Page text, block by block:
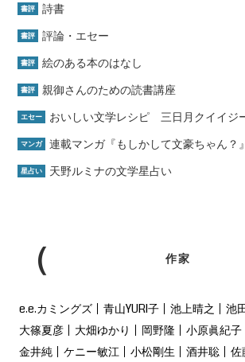
書評 詩書
書評 評論・エセー
書評 絵のある本のはなし
書評 親御さんのための読書講座
エセー おいしい文学レシピ 三日月クイイジ
マンガ 連載マンガ『もしかして文豪ちゃん？
星占い 天野ルミナの文学星占い
作家
e.e.カミングズ 青山YURI子 池上晴之 池
大篠夏彦
大畑ゆかり 岡野隆 小原眞紀子
金井純
ケニー敏江 小松剛生 酒井聡 佐